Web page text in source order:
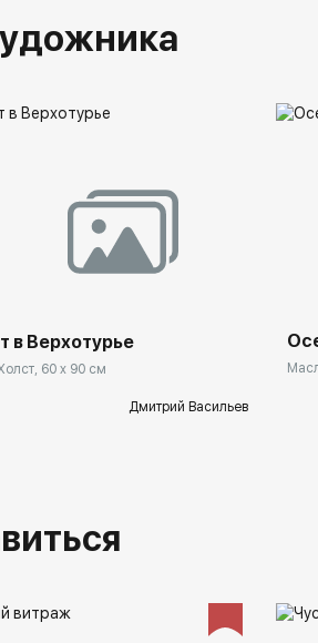
в Верхотурье
60 x 90 см
Дмитрий Васильев